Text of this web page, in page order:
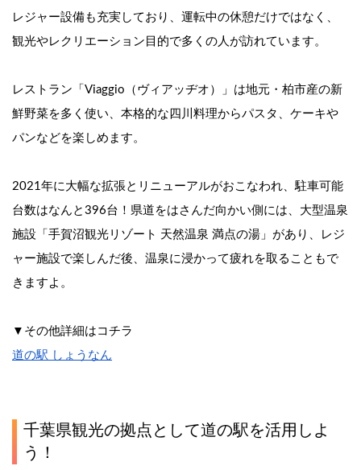
レジャー設備も充実しており、運転中の休憩だけではなく、
観光やレクリエーション目的で多くの人が訪れています。
レストラン「Viaggio（ヴィアッヂオ）」は地元・柏市産の新
鮮野菜を多く使い、本格的な四川料理からパスタ、ケーキや
パンなどを楽しめます。
2021年に大幅な拡張とリニューアルがおこなわれ、駐車可能
台数はなんと396台！県道をはさんだ向かい側には、大型温泉
施設「手賀沼観光リゾート 天然温泉 満点の湯」があり、レジ
ャー施設で楽しんだ後、温泉に浸かって疲れを取ることもで
きますよ。
▼その他詳細はコチラ
道の駅 しょうなん
千葉県観光の拠点として道の駅を活用しよ
う！